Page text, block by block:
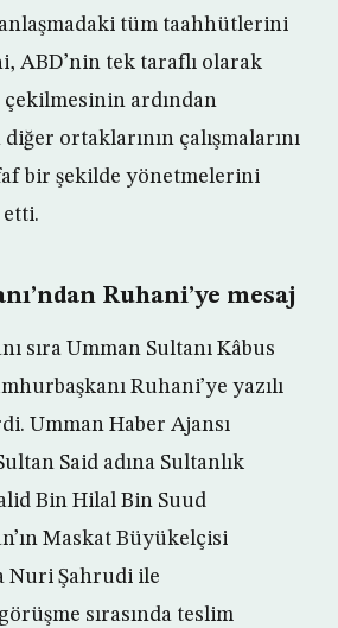
tüm taahhütlerini
ABD’nin tek taraflı olarak
çekilmesinin ardından
ortaklarının çalışmalarını
bir şekilde yönetmelerini
Ruhani’ye mesaj
sıra Umman Sultanı Kâbus
Ruhani’ye yazılı
Umman Haber Ajansı
Said adına Sultanlık
Bin Hilal Bin Suud
Maskat Büyükelçisi
Nuri Şahrudi ile
sırasında teslim